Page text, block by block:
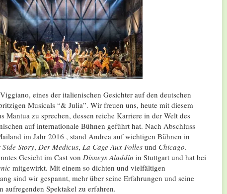
eines der italienischen Gesichter auf den deutschen
Musicals “& Julia”. Wir freuen uns, heute mit diesem
Mantua zu sprechen, dessen reiche Karriere in der Welt des
auf internationale Bühnen geführt hat. Nach Abschluss
im Jahr 2016 , stand Andrea auf wichtigen Bühnen in
Side Story, Der Medicus, La Cage Aux Follesund Chicago.
Gesicht im Cast von Disneys Aladdin in Stuttgart und hat bei
mitgewirkt. Mit einem so dichten und vielfältigen
sind wir gespannt, mehr über seine Erfahrungen und seine
aufregenden Spektakel zu erfahren.